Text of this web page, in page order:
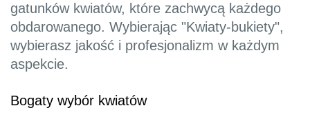
gatunków kwiatów, które zachwycą każdego
obdarowanego. Wybierając "Kwiaty-bukiety",
wybierasz jakość i profesjonalizm w każdym
aspekcie.
Bogaty wybór kwiatów